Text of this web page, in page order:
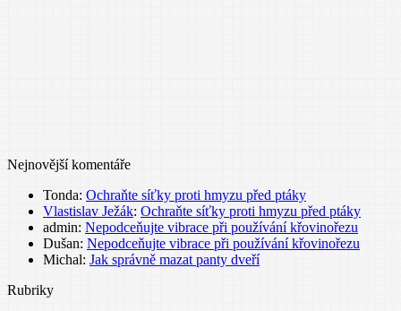
Nejnovější komentáře
Tonda: Ochraňte síťky proti hmyzu před ptáky
Vlastislav Ježák: Ochraňte síťky proti hmyzu před ptáky
admin: Nepodceňujte vibrace při používání křovinořezu
Dušan: Nepodceňujte vibrace při používání křovinořezu
Michal: Jak správně mazat panty dveří
Rubriky